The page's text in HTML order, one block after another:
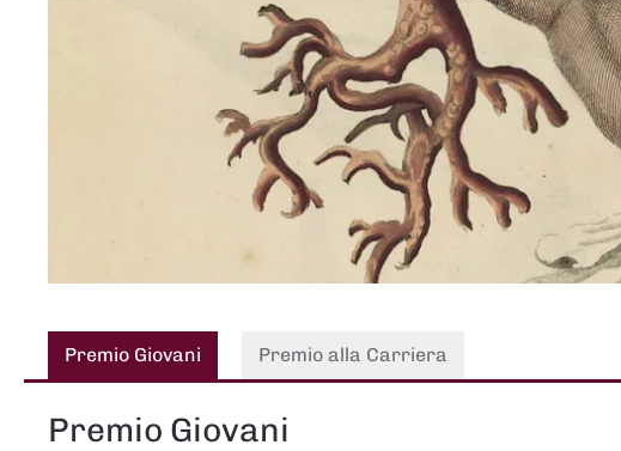
Premio Giovani Premio alla Carriera
Premio Giovani